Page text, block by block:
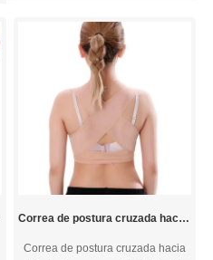
para todos los tipos de deportes
que requieren un uso pesado de
las piernas de manera efectiva y
colisión.
Correa de postura cruzada hacia atrás
Correa de postura cruzada hacia